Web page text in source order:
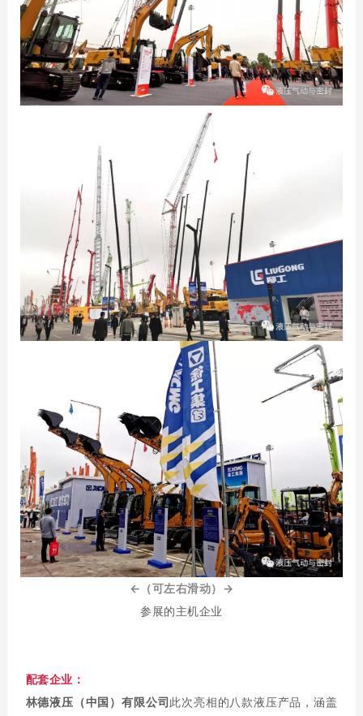
←（可左右滑动）→
参展的主机企业
配套企业：
林德液压（中国）有限公司此次亮相的八款液压产品，涵盖